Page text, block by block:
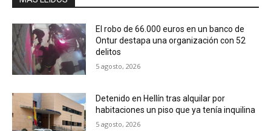
El robo de 66.000 euros en un banco de
Ontur destapa una organización con 52
delitos
5 agosto, 2026
Detenido en Hellín tras alquilar por
habitaciones un piso que ya tenía inquilina
5 agosto, 2026